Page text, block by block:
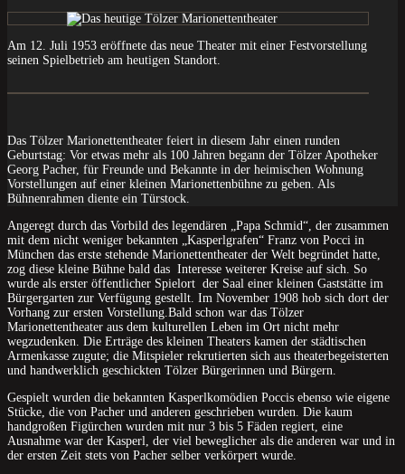
Am 12. Juli 1953 eröffnete das neue Theater mit einer Festvorstellung
seinen Spielbetrieb am heutigen Standort.
Das Tölzer Marionettentheater feiert in diesem Jahr einen runden
Geburtstag: Vor etwas mehr als 100 Jahren begann der Tölzer Apotheker
Georg Pacher, für Freunde und Bekannte in der heimischen Wohnung
Vorstellungen auf einer kleinen Marionettenbühne zu geben. Als
Bühnenrahmen diente ein Türstock.
Angeregt durch das Vorbild des legendären „Papa Schmid“, der zusammen
mit dem nicht weniger bekannten „Kasperlgrafen“ Franz von Pocci in
München das erste stehende Marionettentheater der Welt begründet hatte,
zog diese kleine Bühne bald das Interesse weiterer Kreise auf sich. So
wurde als erster öffentlicher Spielort der Saal einer kleinen Gaststätte im
Bürgergarten zur Verfügung gestellt. Im November 1908 hob sich dort der
Vorhang zur ersten Vorstellung.Bald schon war das Tölzer
Marionettentheater aus dem kulturellen Leben im Ort nicht mehr
wegzudenken. Die Erträge des kleinen Theaters kamen der städtischen
Armenkasse zugute; die Mitspieler rekrutierten sich aus theaterbegeisterten
und handwerklich geschickten Tölzer Bürgerinnen und Bürgern.
Gespielt wurden die bekannten Kasperlkomödien Poccis ebenso wie eigene
Stücke, die von Pacher und anderen geschrieben wurden. Die kaum
handgroßen Figürchen wurden mit nur 3 bis 5 Fäden regiert, eine
Ausnahme war der Kasperl, der viel beweglicher als die anderen war und in
der ersten Zeit stets von Pacher selber verkörpert wurde.